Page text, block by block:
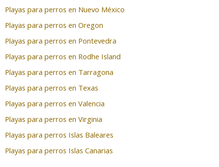
Playas para perros en Nuevo México
Playas para perros en Oregon
Playas para perros en Pontevedra
Playas para perros en Rodhe Island
Playas para perros en Tarragona
Playas para perros en Texas
Playas para perros en Valencia
Playas para perros en Virginia
Playas para perros Islas Baleares
Playas para perros Islas Canarias